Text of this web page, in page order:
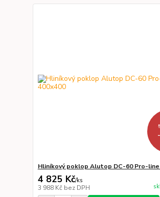
Hliníkový poklop Alutop DC-60 Pro-line
4 825 Kč/ks
3 988 Kč bez DPH